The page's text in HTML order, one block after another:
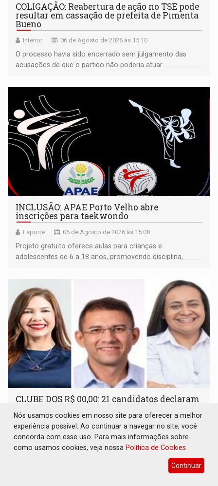
COLIGAÇÃO: Reabertura de ação no TSE pode
resultar em cassação de prefeita de Pimenta
Bueno
Interior 06 de Agosto de 2026 às 15:10
O processo havia sido encerrado sem julgamento das
acusações de que o partido não poderia atuar
INCLUSÃO: APAE Porto Velho abre
inscrições para taekwondo
Esporte 06 de Agosto de 2026 às 15:08
Projeto gratuito oferece aulas para crianças e
adolescentes de 6 a 18 anos, promovendo disciplina,
CLUBE DOS R$ 00,00: 21 candidatos declaram
de 2026
Eleições 2026 06 de Agosto de 2026 às 14:45
Entre os postulantes sem bens declarados à Justiça
Eleitoral estão ocupantes de cargos públicos, como a
deputada federal Cristiane Lopes (PODE), o vereador
Nós usamos cookies em nosso site para oferecer a melhor
experiência possível. Ao continuar a navegar no site, você
concorda com esse uso. Para mais informações sobre
como usamos cookies, veja nossa Política de Cookies
Continuar